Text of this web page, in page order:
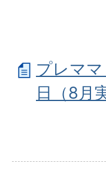
プレマ
日（8月